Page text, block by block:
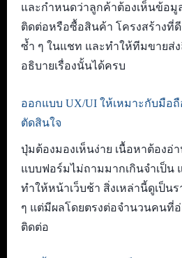
และกำหนดว่าลูกค้าต้องเห็นข้อมู
ติดต่อหรือซื้อสินค้า โครงสร้างที่
ซ้ำ ๆ ในแชท และทำให้ทีมขายส่ง
อธิบายเรื่องนั้นได้ครบ
ออกแบบ UX/UI ให้เหมาะกับมือ
ตัดสินใจ
ปุ่มต้องมองเห็นง่าย เนื้อหาต้องอ่
แบบฟอร์มไม่ถามมากเกินจำเป็น
ทำให้หน้าเว็บช้า สิ่งเหล่านี้ดูเป็นร
ๆ แต่มีผลโดยตรงต่อจำนวนคนที่
ติดต่อ